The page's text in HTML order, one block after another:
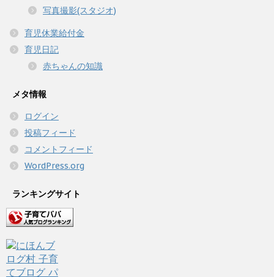
写真撮影(スタジオ)
育児休業給付金
育児日記
赤ちゃんの知識
メタ情報
ログイン
投稿フィード
コメントフィード
WordPress.org
ランキングサイト